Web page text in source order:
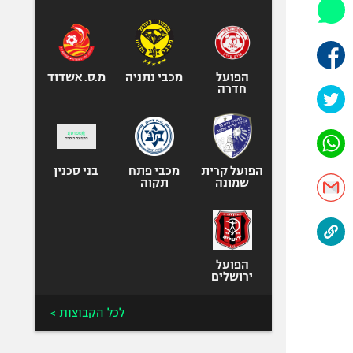
אופניים
ספורט מוטורי
כדורמים
בייסבול MLB
ספורט אתגרי
אומנויות לחימה
הפועל
חדרה
מכבי נתניה מ.ס. אשדוד
הפועל קרית
שמונה
מכבי פתח
תקוה
בני סכנין
הפועל
ירושלים
לכל הקבוצות >